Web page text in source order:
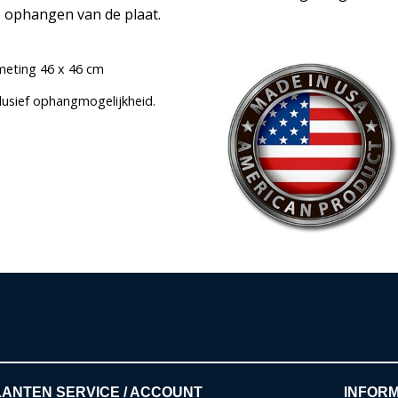
ophangen van de plaat.
46 x 46 cm
ophangmogelijkheid.
SERVICE / ACCOUNT